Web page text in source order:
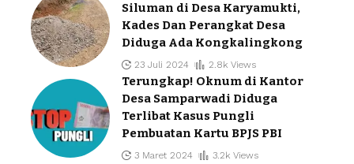
Siluman di Desa Karyamukti,
Kades Dan Perangkat Desa
Diduga Ada Kongkalingkong
23 Juli 2024 2.8k Views
Terungkap! Oknum di Kantor
Desa Samparwadi Diduga
Terlibat Kasus Pungli
Pembuatan Kartu BPJS PBI
3 Maret 2024 3.2k Views